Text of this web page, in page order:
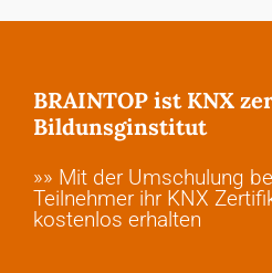
BRAINTOP ist KNX
Bildunsginstitut
»» Mit der Umschulung
Teilnehmer ihr KNX
kostenlos erhalten